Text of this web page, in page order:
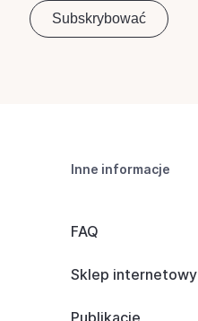
Inne informacje
FAQ
Sklep internetowy
Publikacje